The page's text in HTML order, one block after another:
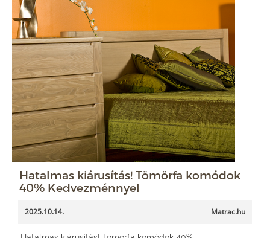
Hatalmas kiárusítás! Tömörfa komódok
40% Kedvezménnyel
2025.10.14. Matrac.hu